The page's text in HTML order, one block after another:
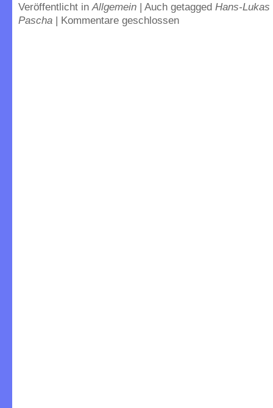
Veröffentlicht inAllgemein | Auch getagged Hans-Lukas
Pascha | Kommentare geschlossen